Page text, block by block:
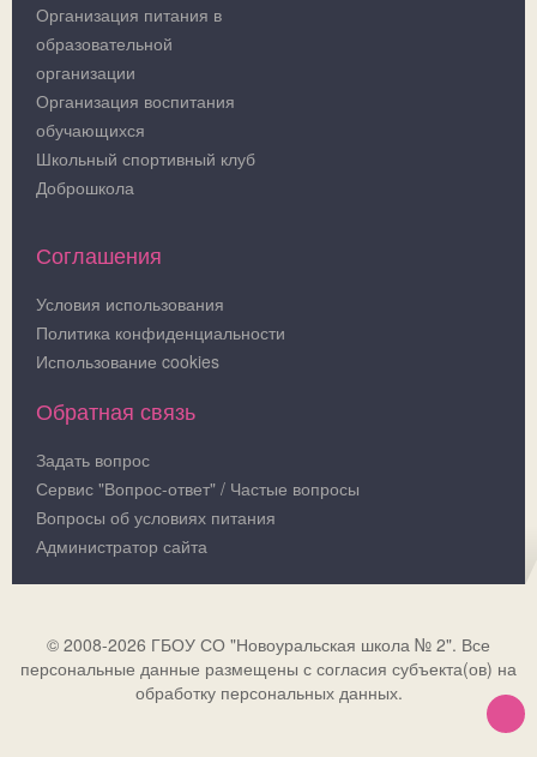
Организация питания в
образовательной
организации
Организация воспитания
обучающихся
Школьный спортивный клуб
Доброшкола
Соглашения
Условия использования
Политика конфиденциальности
Использование cookies
Обратная связь
Задать вопрос
Сервис "Вопрос-ответ" / Частые вопросы
Вопросы об условиях питания
Администратор сайта
© 2008-2026 ГБОУ СО "Новоуральская школа № 2". Все
персональные данные размещены с согласия субъекта(ов) на
обработку персональных данных.